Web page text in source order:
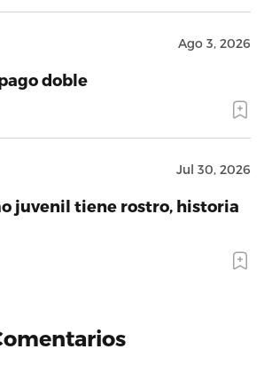
Ago 3, 2026
doble
Jul 30, 2026
juvenil tiene rostro, historia